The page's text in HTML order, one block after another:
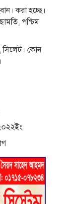
করা হচ্ছে।
পশ্চিম
সিলেট। কোন